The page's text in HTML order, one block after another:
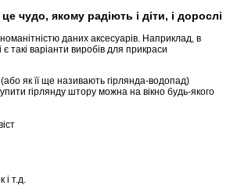
чудо, якому радіють і діти, і дорослі
даних аксесуарів. Наприклад, в
такі варіанти виробів для прикраси
як її ще називають гірлянда-водопад)
гірлянду штору можна на вікно будь-якого
і т.д.